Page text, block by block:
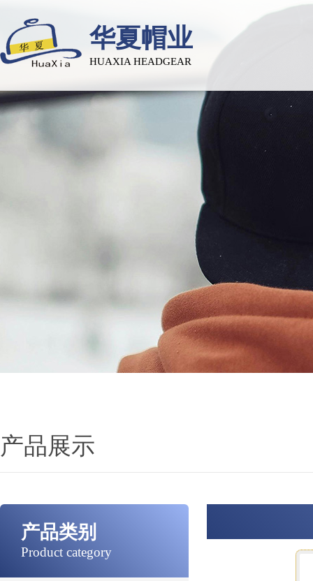
华夏帽业
HUAXIA HEADGEAR
产品展示
产品类别
Product category